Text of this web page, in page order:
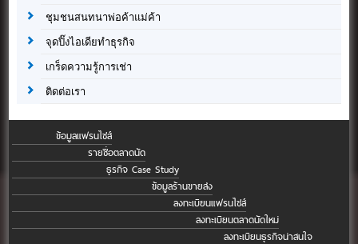
ชุมชนสนทนาพ่อค้าแม่ค้า
จุดปิ๊งไอเดียทำธุรกิจ
เกร็ดความรู้การเช่า
ติดต่อเรา
ข้อมูลแฟรนไชส์
รายชื่อตลาดนัด
ธุรกิจ Case Study
ข้อมูลร้านขายส่ง
ลงทะเบียนแฟรนไชส์
ลงทะเบียนตลาดนัดใหม่
ลงทะเบียนธุรกิจน่าสนใจ